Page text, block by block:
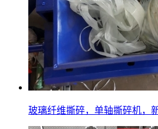
玻璃纤维撕碎，单轴撕碎机，